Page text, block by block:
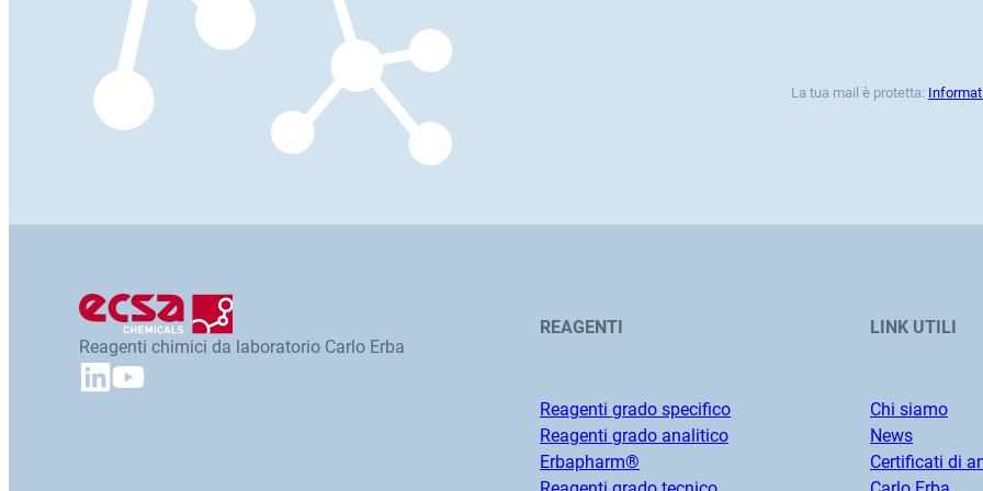
La tua mail è protetta:
Reagenti chimici da laboratorio Carlo Erba
REAGENTI
Reagenti grado specifico
Reagenti grado analitico
Erbapharm®
LINK UTILI
Chi siamo
News
Certificati di